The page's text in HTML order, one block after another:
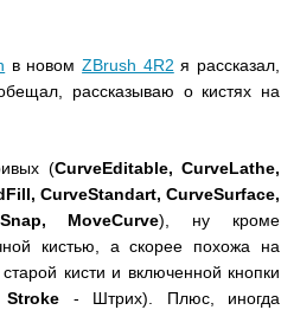
в новомZBrush 4R2 я рассказал,
рассказываю о кистях на
(CurveEditable, CurveLathe,
CurveStandart, CurveSurface,
MoveCurve), ну кроме
кистью, а скорее похожа на
кисти и включенной кнопки
Stroke - Штрих). Плюс, иногда